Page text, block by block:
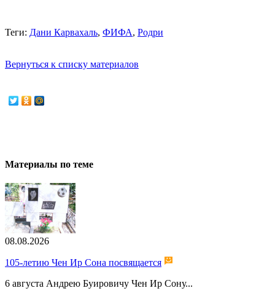
Теги: Дани Карвахаль, ФИФА, Родри
Вернуться к списку материалов
Материалы по теме
08.08.2026
105-летию Чен Ир Сона посвящается
6 августа Андрею Буировичу Чен Ир Сону...